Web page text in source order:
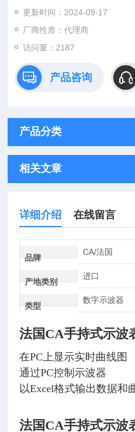
更新时间：2024-09-17
厂商性质：代理商
访问量：2187
产品咨询
产品分类
相关文章
详细介绍 在线留言
品牌
CA/法国
产地类别
进口
类型
数字示波器
法国CA手持式示波
在PC上显示实时曲线图
通过PC控制示波器
以Excel格式输出数据和
法国CA手持式示波